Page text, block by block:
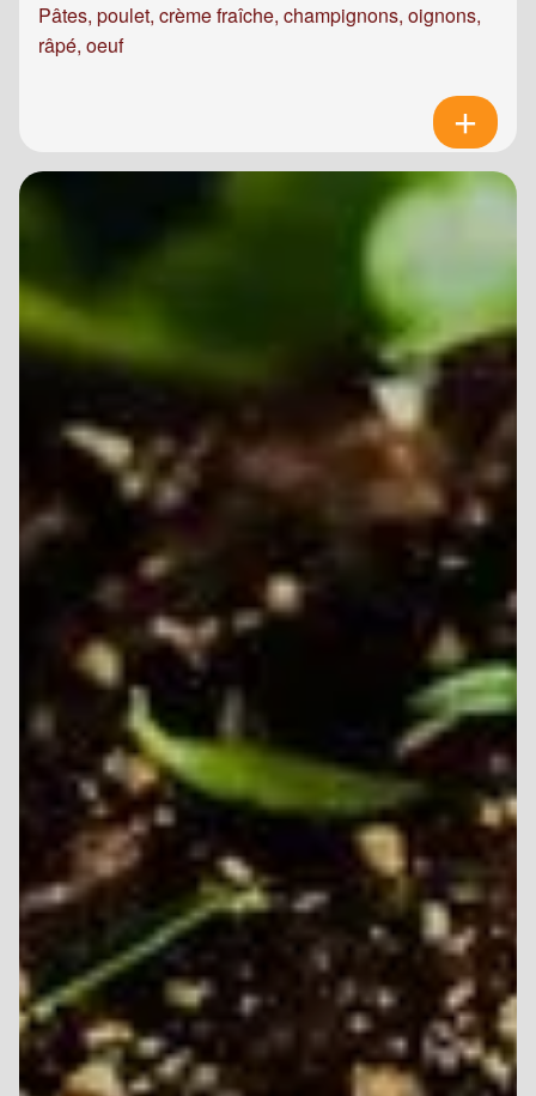
Pâtes, poulet, crème fraîche, champignons, oignons,
râpé, oeuf